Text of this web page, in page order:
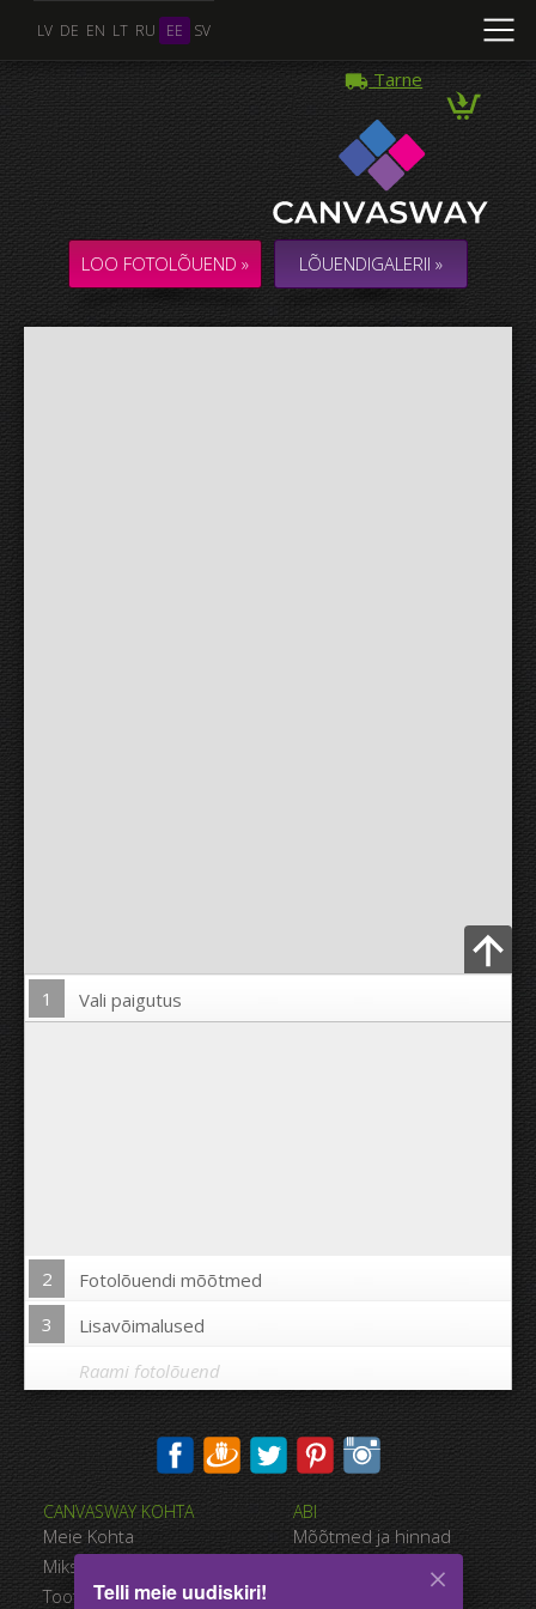
LV DE EN LT RU EE SV
Tarne
LOO FOTOLÕUEND » LÕUENDIGALERII »
Lae pilt üles
1 Vali paigutus
2
Fotolõuendi mõõtmed
3
Lisavõimalused
Trükkida pilt fotolõuendi äärtele:
Ei
Kaugus piltide vahel:
Raami fotolõuend
Mitu Foto
KOLLAAŽ / KOMPOSITSIOON mitmest Fotost
CANVASWAY KOHTA
Meie Kohta
Miks CanvasWAY
Toote Kvaliteet
ABI
Mõõtmed ja hinnad
Maksevõimalused
Telli meie uudiskiri!